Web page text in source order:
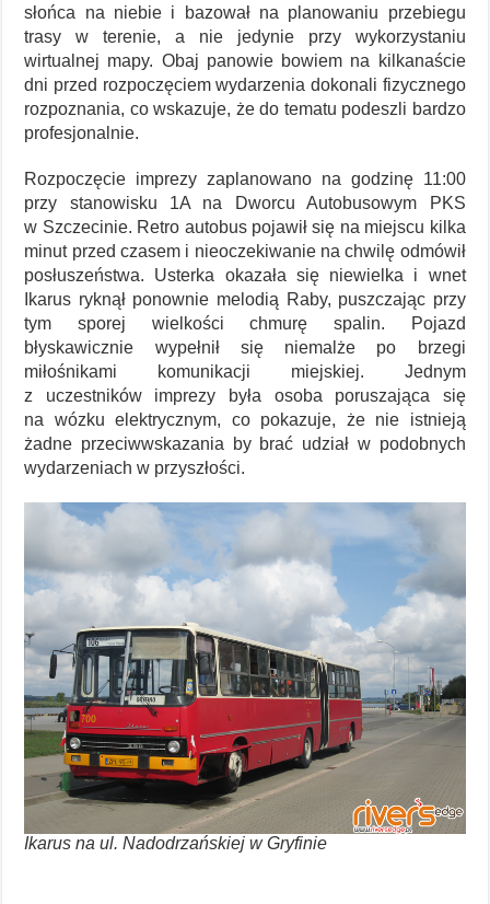
słońca na niebie i bazował na planowaniu przebiegu
trasy w terenie, a nie jedynie przy wykorzystaniu
wirtualnej mapy. Obaj panowie bowiem na kilkanaście
dni przed rozpoczęciem wydarzenia dokonali fizycznego
rozpoznania, co wskazuje, że do tematu podeszli bardzo
profesjonalnie.
Rozpoczęcie imprezy zaplanowano na godzinę 11:00
przy stanowisku 1A na Dworcu Autobusowym PKS
w Szczecinie. Retro autobus pojawił się na miejscu kilka
minut przed czasem i nieoczekiwanie na chwilę odmówił
posłuszeństwa. Usterka okazała się niewielka i wnet
Ikarus ryknął ponownie melodią Raby, puszczając przy
tym sporej wielkości chmurę spalin. Pojazd
błyskawicznie wypełnił się niemalże po brzegi
miłośnikami komunikacji miejskiej. Jednym
z uczestników imprezy była osoba poruszająca się
na wózku elektrycznym, co pokazuje, że nie istnieją
żadne przeciwwskazania by brać udział w podobnych
wydarzeniach w przyszłości.
Ikarus na ul. Nadodrzańskiej w Gryfinie